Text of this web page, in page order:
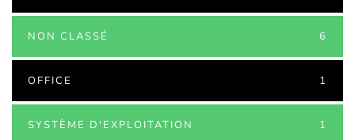
NON CLASSÉ 6
OFFICE 1
SYSTÈME D'EXPLOITATION 1